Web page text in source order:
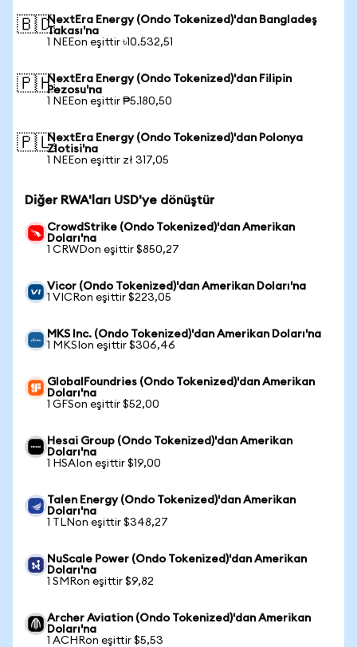
🇧🇩NextEra Energy (Ondo Tokenized)'dan Bangladeş
Takası'na
1 NEEon eşittir ৳10.532,51
🇵🇭NextEra Energy (Ondo Tokenized)'dan Filipin
Pezosu'na
1 NEEon eşittir ₱5.180,50
🇵🇱NextEra Energy (Ondo Tokenized)'dan Polonya
Zlotisi'na
1 NEEon eşittir zł 317,05
Diğer RWA'ları USD'ye dönüştür
CrowdStrike (Ondo Tokenized)'dan Amerikan
Doları'na
1 CRWDon eşittir $850,27
Vicor (Ondo Tokenized)'dan Amerikan Doları'na
1 VICRon eşittir $223,05
MKS Inc. (Ondo Tokenized)'dan Amerikan Doları'na
1 MKSIon eşittir $306,46
GlobalFoundries (Ondo Tokenized)'dan Amerikan
Doları'na
1 GFSon eşittir $52,00
Hesai Group (Ondo Tokenized)'dan Amerikan
Doları'na
1 HSAIon eşittir $19,00
Talen Energy (Ondo Tokenized)'dan Amerikan
Doları'na
1 TLNon eşittir $348,27
NuScale Power (Ondo Tokenized)'dan Amerikan
Doları'na
1 SMRon eşittir $9,82
Archer Aviation (Ondo Tokenized)'dan Amerikan
Doları'na
1 ACHRon eşittir $5,53